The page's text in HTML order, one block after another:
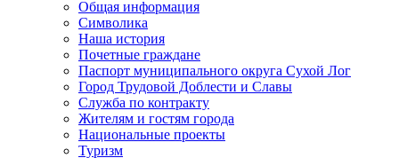
Общая информация
Символика
Наша история
Почетные граждане
Паспорт муниципального округа Сухой Лог
Город Трудовой Доблести и Славы
Служба по контракту
Жителям и гостям города
Национальные проекты
Туризм